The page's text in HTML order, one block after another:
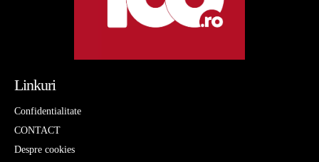
Linkuri
Confidentialitate
CONTACT
Despre cookies